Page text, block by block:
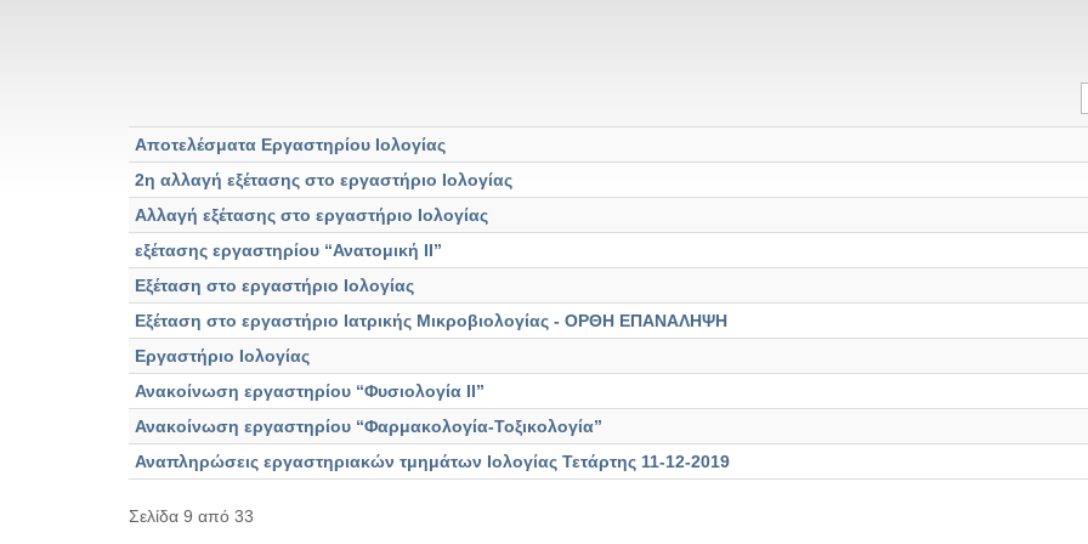
Αποτελέσματα Εργαστηρίου Ιολογίας
2η αλλαγή εξέτασης στο εργαστήριο Ιολογίας
Αλλαγή εξέτασης στο εργαστήριο Ιολογίας
εξέτασης εργαστηρίου “Ανατομική ΙΙ”
Εξέταση στο εργαστήριο Ιολογίας
Εξέταση στο εργαστήριο Ιατρικής Μικροβιολογίας - ΟΡΘΗ ΕΠΑΝΑΛΗΨΗ
Εργαστήριο Ιολογίας
Ανακοίνωση εργαστηρίου “Φυσιολογία ΙΙ”
Ανακοίνωση εργαστηρίου “Φαρμακολογία-Τοξικολογία”
Αναπληρώσεις εργαστηριακών τμημάτων Ιολογίας Τετάρτης 11-12-2019
Σελίδα 9 από 33